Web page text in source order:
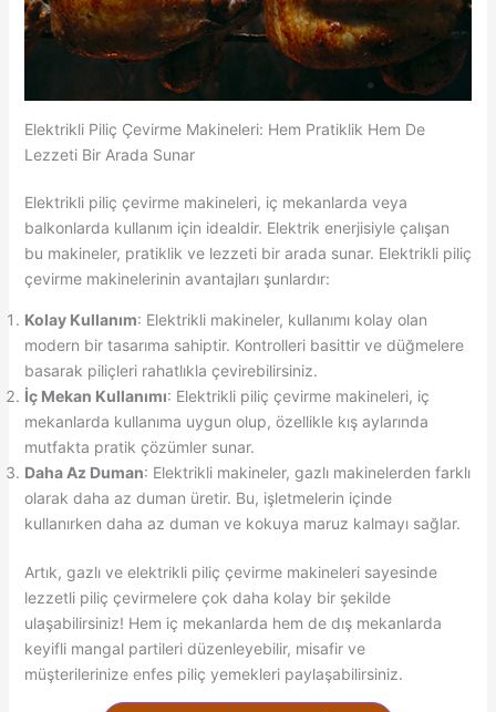
Elektrikli Piliç Çevirme Makineleri: Hem Pratiklik Hem De
Lezzeti Bir Arada Sunar
Elektrikli piliç çevirme makineleri, iç mekanlarda veya
balkonlarda kullanım için idealdir. Elektrik enerjisiyle çalışan
bu makineler, pratiklik ve lezzeti bir arada sunar. Elektrikli piliç
çevirme makinelerinin avantajları şunlardır:
Kolay Kullanım: Elektrikli makineler, kullanımı kolay olan
modern bir tasarıma sahiptir. Kontrolleri basittir ve düğmelere
basarak piliçleri rahatlıkla çevirebilirsiniz.
İç Mekan Kullanımı: Elektrikli piliç çevirme makineleri, iç
mekanlarda kullanıma uygun olup, özellikle kış aylarında
mutfakta pratik çözümler sunar.
Daha Az Duman: Elektrikli makineler, gazlı makinelerden farklı
olarak daha az duman üretir. Bu, işletmelerin içinde
kullanırken daha az duman ve kokuya maruz kalmayı sağlar.
Artık, gazlı ve elektrikli piliç çevirme makineleri sayesinde
lezzetli piliç çevirmelere çok daha kolay bir şekilde
ulaşabilirsiniz! Hem iç mekanlarda hem de dış mekanlarda
keyifli mangal partileri düzenleyebilir, misafir ve
müşterilerinize enfes piliç yemekleri paylaşabilirsiniz.